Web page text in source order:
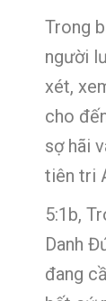
Trong
người
xét,
cho
sợ hãi
tiên tri
5:1b,
Danh
đang